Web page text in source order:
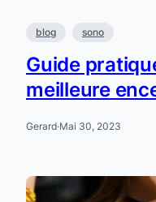
blog sono
Guide
meilleure
Gerard·Mai 30, 2023